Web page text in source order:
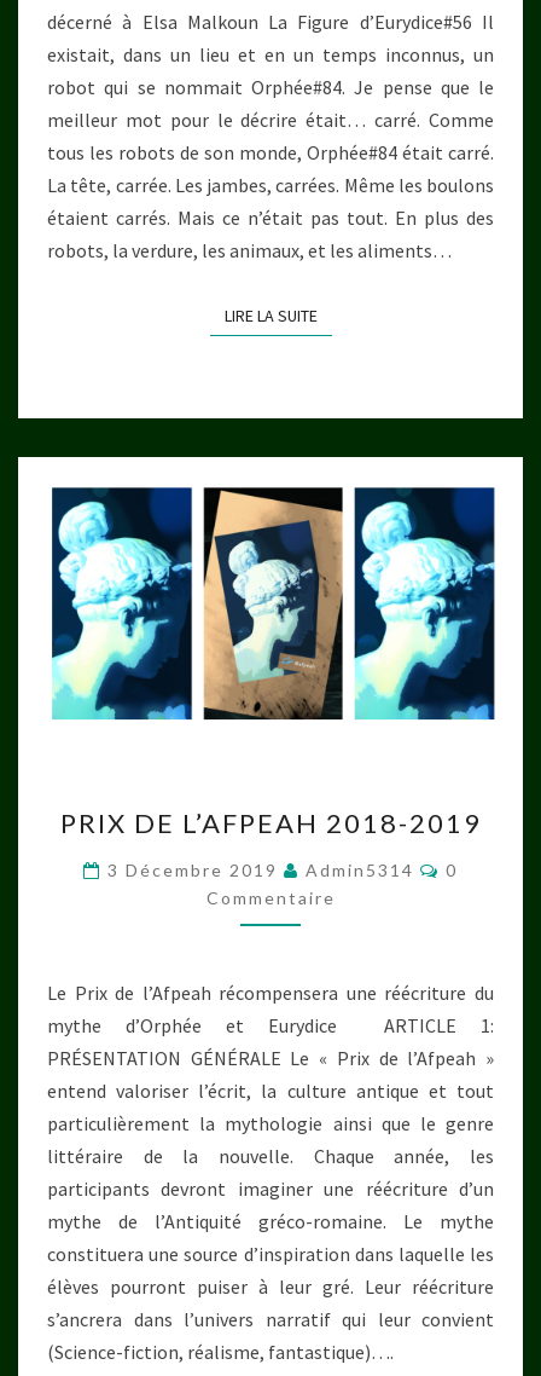
(2019)
décerné à Elsa Malkoun La Figure d’Eurydice#56 Il
existait, dans un lieu et en un temps inconnus, un
robot qui se nommait Orphée#84. Je pense que le
meilleur mot pour le décrire était… carré. Comme
tous les robots de son monde, Orphée#84 était carré.
La tête, carrée. Les jambes, carrées. Même les boulons
étaient carrés. Mais ce n’était pas tout. En plus des
robots, la verdure, les animaux, et les aliments…
LIRE LA SUITELIRE LA SUITE
DE
L’AFPEAH
2018-
2019
PRIX DE L’AFPEAH 2018-2019
3 Décembre 2019 Admin5314
0
Commentaire
Le Prix de l’Afpeah récompensera une réécriture du
mythe d’Orphée et Eurydice ARTICLE 1:
PRÉSENTATION GÉNÉRALE Le « Prix de l’Afpeah »
entend valoriser l’écrit, la culture antique et tout
particulièrement la mythologie ainsi que le genre
littéraire de la nouvelle. Chaque année, les
participants devront imaginer une réécriture d’un
mythe de l’Antiquité gréco-romaine. Le mythe
constituera une source d’inspiration dans laquelle les
élèves pourront puiser à leur gré. Leur réécriture
s’ancrera dans l’univers narratif qui leur convient
(Science-fiction, réalisme, fantastique)….